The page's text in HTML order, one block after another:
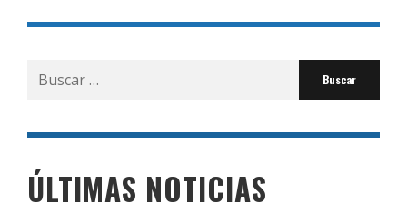
Buscar
por:
ÚLTIMAS NOTICIAS